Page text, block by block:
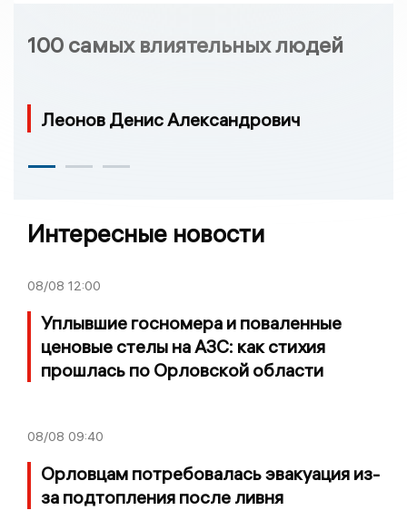
100 самых влиятельных людей
Леонов Денис Александрович
Интересные новости
08/08 12:00
Уплывшие госномера и поваленные
ценовые стелы на АЗС: как стихия
прошлась по Орловской области
08/08 09:40
Орловцам потребовалась эвакуация из-
за подтопления после ливня